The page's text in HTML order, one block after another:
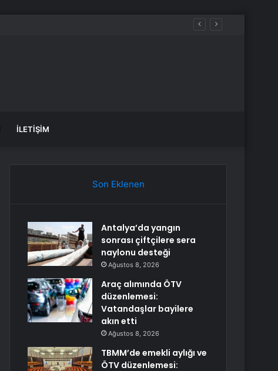
İLETIŞIM
Son Eklenen
Antalya’da yangın
sonrası çiftçilere sera
naylonu desteği
Ağustos 8, 2026
Araç alımında ÖTV
düzenlemesi:
Vatandaşlar bayilere
akın etti
Ağustos 8, 2026
TBMM’de emekli aylığı ve
ÖTV düzenlemesi: